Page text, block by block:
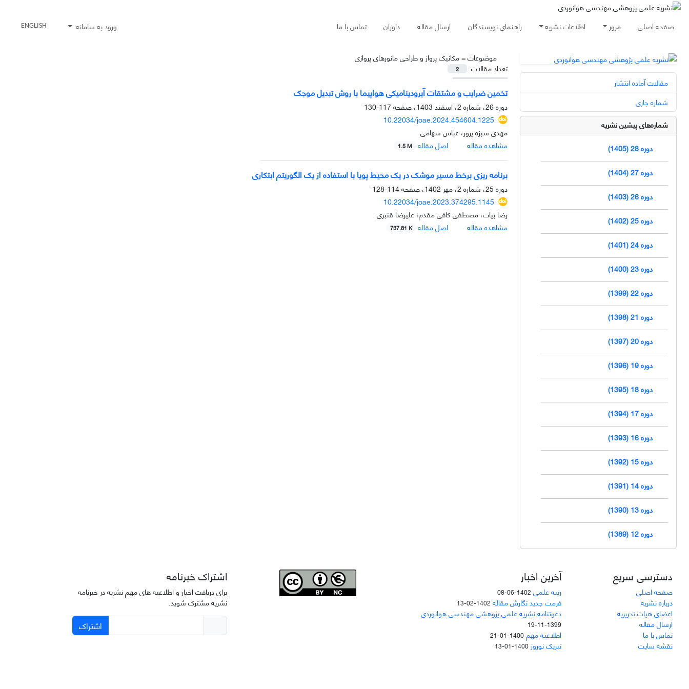
صفحه اصلی مرور اطلاعات نشریه راهنمای نویسندگان ارسال مقاله داوران تماس با ما ورود به سامانه ENGLISH
موضوعات =مکانیک پرواز و طراحی مانورهای پروازی
تعداد مقالات:
2
تخمین ضرایب و مشتقات آیرودینامیکی هواپیما با روش تبدیل موجک
دوره 26، شماره 2، اسفند 1403، صفحه
117-130
10.22034/joae.2024.454604.1225
مهدی سبزه پرور، عباس سهامی
مشاهده مقاله
اصل مقاله 1.5 M
برنامه‌ ریزی برخط مسیر موشک در یک محیط پویا با استفاده از یک الگوریتم ابتکاری
دوره 25، شماره 2، مهر 1402، صفحه
114-128
10.22034/joae.2023.374295.1145
رضا بیات، مصطفی کافی مقدم، علیرضا قنبری
مشاهده مقاله
اصل مقاله 737.81 K
مقالات آماده انتشار
شماره جاری
شماره‌های پیشین نشریه
دوره 28 (1405)
دوره 27 (1404)
دوره 26 (1403)
دوره 25 (1402)
دوره 24 (1401)
دوره 23 (1400)
دوره 22 (1399)
دوره 21 (1398)
دوره 20 (1397)
دوره 19 (1396)
دوره 18 (1395)
دوره 17 (1394)
دوره 16 (1393)
دوره 15 (1392)
دوره 14 (1391)
دوره 13 (1390)
دوره 12 (1389)
دسترسی سریع
صفحه اصلی
درباره نشریه
اعضای هیات تحریریه
ارسال مقاله
تماس با ما
نقشه سایت
آخرین اخبار
رتبه علمی 1402-06-08
فرمت جدید نگارش مقاله 1402-02-13
دعوتنامه نشریه علمی پژوهشی مهندسی هوانوردی
1399-11-19
اطلاعیه مهم1400-01-21
تبریک نوروز 1400-01-13
اشتراک خبرنامه
برای دریافت اخبار و اطلاعیه های مهم نشریه در خبرنامه
نشریه مشترک شوید.
اشتراک